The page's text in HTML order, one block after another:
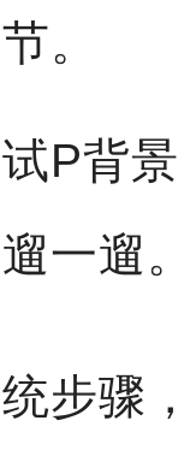
。
P背
一遛。
步骤